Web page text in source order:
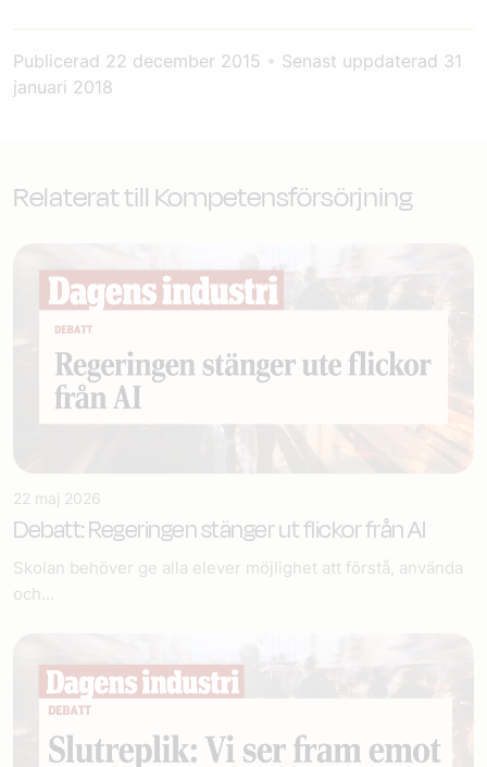
Publicerad 22 december 2015 • Senast uppdaterad 31
januari 2018
Relaterat till Kompetensförsörjning
22 maj 2026
Debatt: Regeringen stänger ut flickor från AI
Skolan behöver ge alla elever möjlighet att förstå, använda
och...